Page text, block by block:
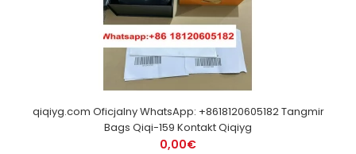
qiqiyg.com Oficjalny WhatsApp: +8618120605182 Tangmir
Bags Qiqi-159 Kontakt Qiqiyg
0,00€